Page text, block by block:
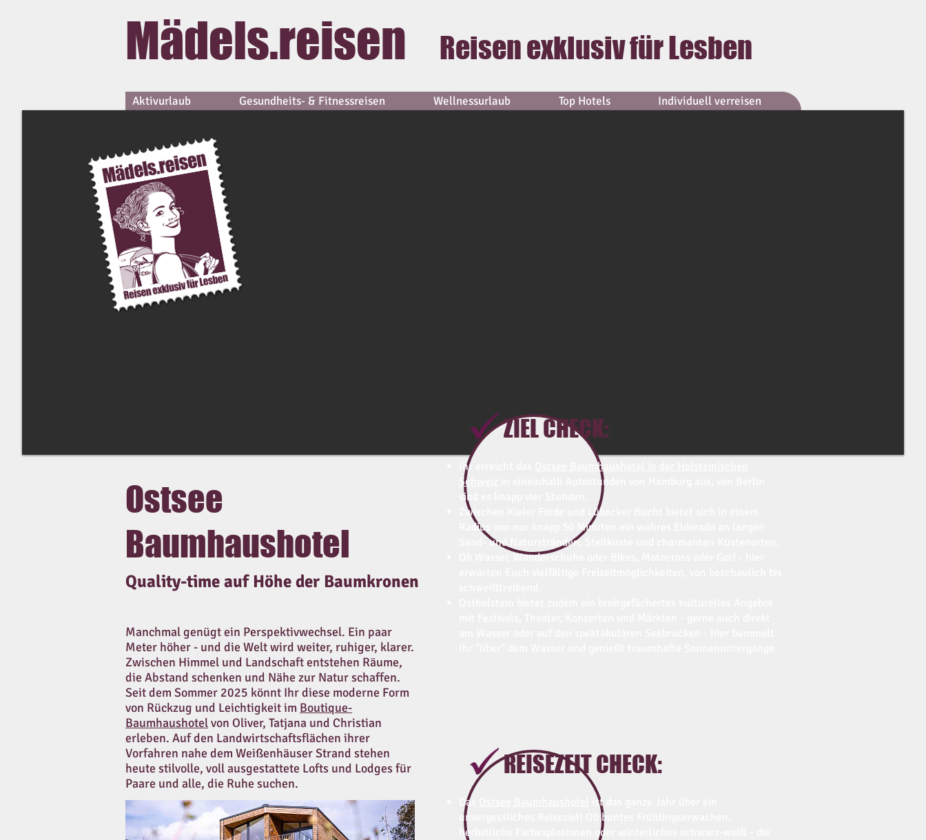
Mädels.reisen Reisen exklusiv für Lesben
Aktivurlaub Gesundheits- & Fitnessreisen Wellnessurlaub Top Hotels Individuell verreisen
ZIEL CHECK:
Ihr erreicht das
Ostsee Baumhaushotel in der Holsteinischen
Schweiz
in eineinhalb Autostunden von Hamburg aus, von Berlin
sind es knapp vier Stunden.
Zwischen Kieler Förde und Lübecker Bucht bietet sich in einem
Radius von nur knapp 50 Minuten ein wahres Eldorado an langen
Sand- und Naturstränden, Steilküste und charmanten Küstenorten.
Ob Wasser, Wanderschuhe oder Bikes, Motocross oder Golf - hier
Ostsee
Baumhaushotel
Quality-time auf Höhe der Baumkronen
Manchmal genügt ein Perspektivwechsel. Ein paar
Meter höher - und die Welt wird weiter, ruhiger, klarer.
Zwischen Himmel und Landschaft entstehen Räume,
die Abstand schenken und Nähe zur Natur schaffen.
Seit dem Sommer 2025 könnt Ihr diese moderne Form
von Rückzug und Leichtigkeit im Boutique-
Baumhaushotelvon Oliver, Tatjana und Christian
erleben. Auf den Landwirtschaftsflächen ihrer
Vorfahren nahe dem Weißenhäuser Strand stehen
heute stilvolle, voll ausgestattete Lofts und Lodges für
Paare und alle, die Ruhe suchen.
REISEZEIT CHECK:
Das
ist das ganze Jahr über ein
unvergessliches Reiseziel! Ob buntes Frühlingserwachen,
herbstliche Farbexplosionen oder winterliches schwarz-weiß - die